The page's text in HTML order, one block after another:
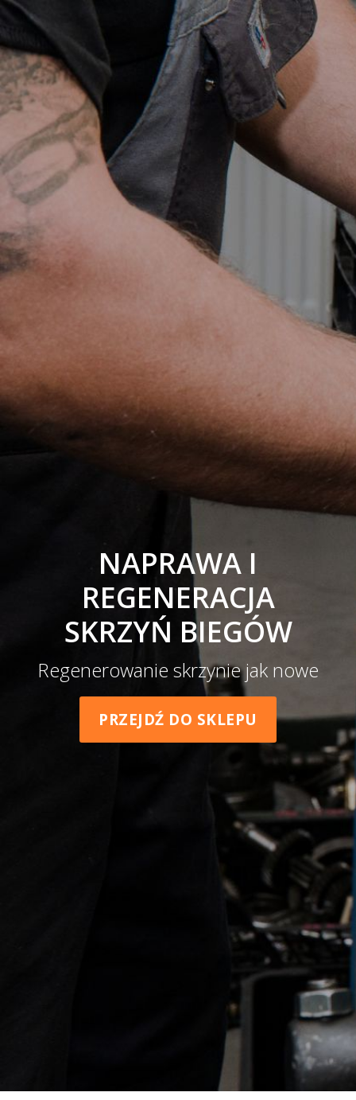
NAPRAWA I
REGENERACJA
SKRZYŃ BIEGÓW
Regenerowanie skrzynie jak nowe
PRZEJDŹ DO SKLEPU